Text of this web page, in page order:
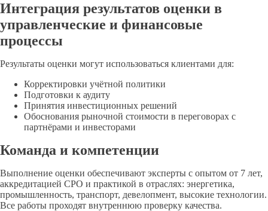
Интеграция результатов оценки в
управленческие и финансовые
процессы
Результаты оценки могут использоваться клиентами для:
Корректировки учётной политики
Подготовки к аудиту
Принятия инвестиционных решений
Обоснования рыночной стоимости в переговорах с
партнёрами и инвесторами
Команда и компетенции
Выполнение оценки обеспечивают эксперты с опытом от 7 лет,
аккредитацией СРО и практикой в отраслях: энергетика,
промышленность, транспорт, девелопмент, высокие технологии.
Все работы проходят внутреннюю проверку качества.